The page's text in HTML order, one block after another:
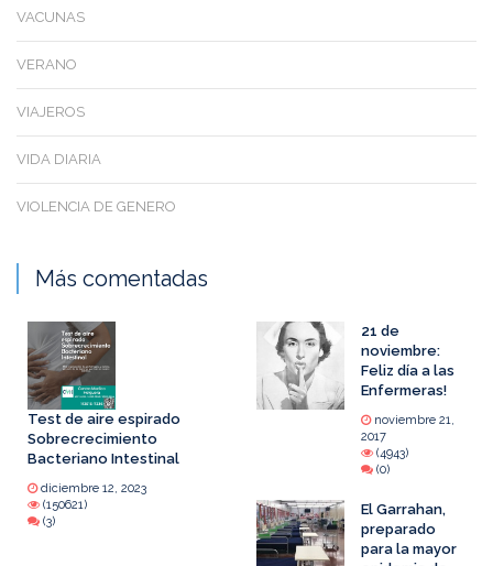
VACUNAS
VERANO
VIAJEROS
VIDA DIARIA
VIOLENCIA DE GENERO
Más comentadas
Test de aire espirado
Sobrecrecimiento
Bacteriano Intestinal
diciembre 12, 2023
(150621)
(3)
21 de
noviembre:
Feliz día a las
Enfermeras!
noviembre 21,
2017
(4943)
(0)
El Garrahan,
preparado
para la mayor